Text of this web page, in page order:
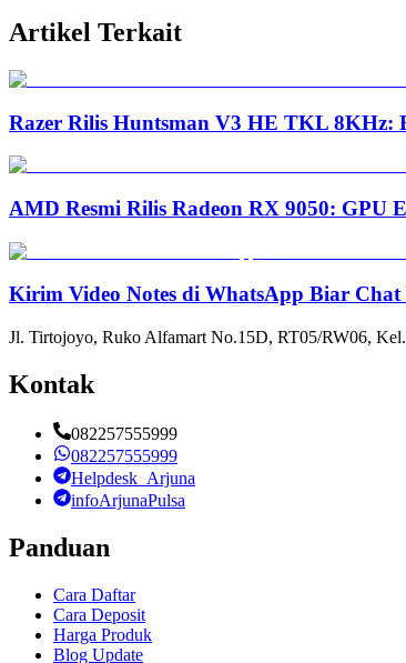
Artikel Terkait
Razer Rilis Huntsman V3 HE TKL
AMD Resmi Rilis Radeon RX 9050: GPU
Kirim Video Notes di WhatsApp Biar
Jl. Tirtojoyo, Ruko Alfamart No.15D, RT05/RW06,
Kontak
082257555999
082257555999
Helpdesk_Arjuna
infoArjunaPulsa
Panduan
Cara Daftar
Cara Deposit
Harga Produk
Blog Update